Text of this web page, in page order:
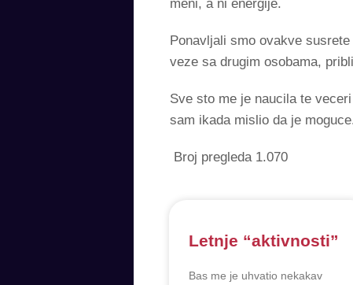
meni, a ni energije.
Ponavljali smo ovakve
veze sa drugim osobama,
Sve sto me je naucila te
sam ikada mislio da je
Broj pregleda 1.070
Letnje “aktivnosti”
Bas me je uhvatio nekakav